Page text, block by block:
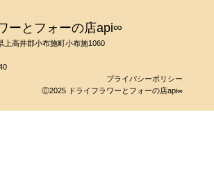
ーとフォーの店api∞
高井郡小布施町小布施1060
プライバシーポリシー
Ⓒ2025 ドライフラワーとフォーの店api∞